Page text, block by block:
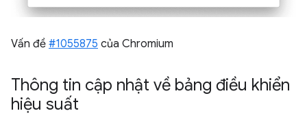
Vấn đề #1055875 của Chromium
Thông tin cập nhật về bảng điều khiển
hiệu suất